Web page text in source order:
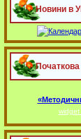
Новини в
widget